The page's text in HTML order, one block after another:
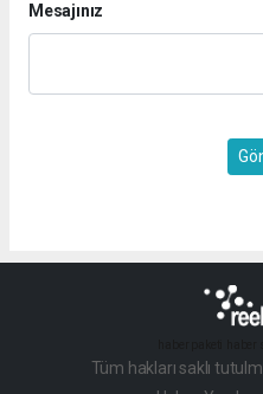
Mesajınız
Tüm hakları saklı